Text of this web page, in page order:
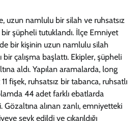
uzun namlulu bir silah ve ruhsatsız
şüpheli tutuklandı. İlçe Emniyet
bir kişinin uzun namlulu silah
bir çalışma başlattı. Ekipler, şüpheli
aldı. Yapılan aramalarda, long
fişek, ruhsatsız bir tabanca, ruhsatlı
44 adet farklı ebatlarda
alınan zanlı, emniyetteki
sevk edildi ve çıkarıldığı